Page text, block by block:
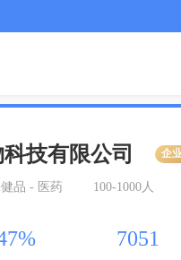
技有限公司 企
品 - 医药 100-1000人
7051